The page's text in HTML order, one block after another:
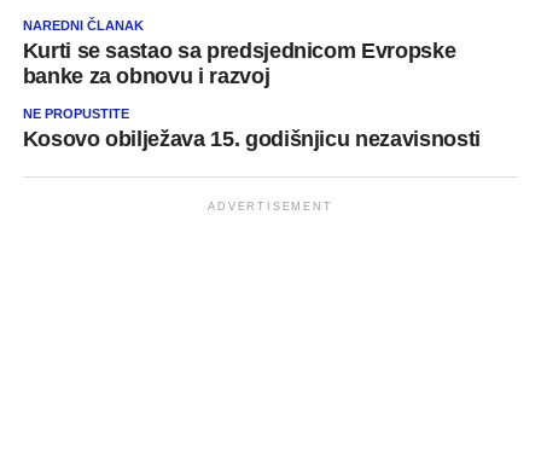
NAREDNI ČLANAK
Kurti se sastao sa predsjednicom Evropske
banke za obnovu i razvoj
NE PROPUSTITE
Kosovo obilježava 15. godišnjicu nezavisnosti
ADVERTISEMENT